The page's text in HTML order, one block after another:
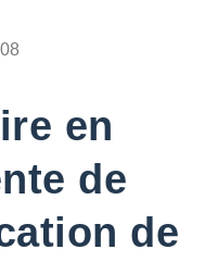
en
de
de